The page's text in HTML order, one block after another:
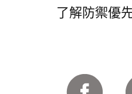
了解防禦優